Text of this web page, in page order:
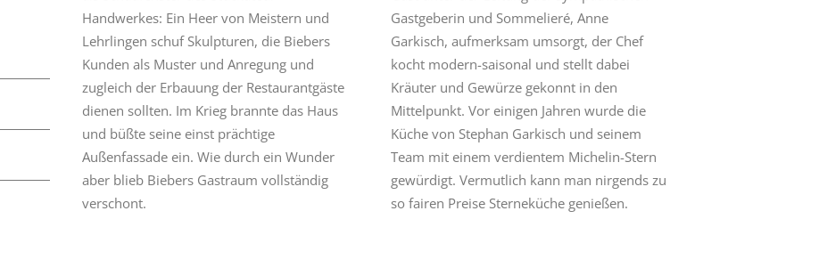
Handwerkes: Ein Heer von Meistern und
Lehrlingen schuf Skulpturen, die Biebers
Kunden als Muster und Anregung und
zugleich der Erbauung der Restaurantgäste
dienen sollten. Im Krieg brannte das Haus
und büßte seine einst prächtige
Außenfassade ein. Wie durch ein Wunder
aber blieb Biebers Gastraum vollständig
verschont.
Gastgeberin und Sommelieré, Anne
Garkisch, aufmerksam umsorgt, der Chef
kocht modern-saisonal und stellt dabei
Kräuter und Gewürze gekonnt in den
Mittelpunkt. Vor einigen Jahren wurde die
Küche von Stephan Garkisch und seinem
Team mit einem verdientem Michelin-Stern
gewürdigt. Vermutlich kann man nirgends zu
so fairen Preise Sterneküche genießen.